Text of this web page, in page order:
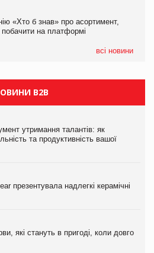
«Хто б знав» про асортимент,
побачити на платформі
всі новини
«Хто б знав» про асортимент,
побачити на платформі
B2B
утримання талантів: як
та продуктивність вашої
презентувала надлегкі керамічні
які стануть в пригоді, коли довго